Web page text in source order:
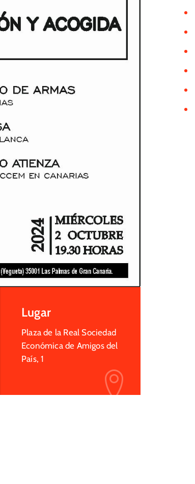
Lugar
Plaza de la Real Sociedad
Económica de Amigos del
País, 1